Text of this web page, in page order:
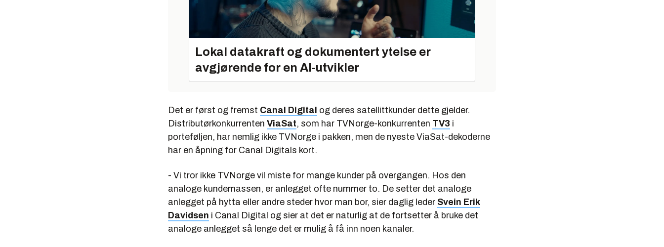
Lokal datakraft og dokumentert ytelse er
avgjørende for en AI-utvikler
Det er først og fremst Canal Digital og deres satellittkunder dette gjelder.
Distributørkonkurrenten ViaSat, som har TVNorge-konkurrenten TV3 i
porteføljen, har nemlig ikke TVNorge i pakken, men de nyeste ViaSat-dekoderne
har en åpning for Canal Digitals kort.
- Vi tror ikke TVNorge vil miste for mange kunder på overgangen. Hos den
analoge kundemassen, er anlegget ofte nummer to. De setter det analoge
anlegget på hytta eller andre steder hvor man bor, sier daglig leder Svein Erik
Davidsen i Canal Digital og sier at det er naturlig at de fortsetter å bruke det
analoge anlegget så lenge det er mulig å få inn noen kanaler.